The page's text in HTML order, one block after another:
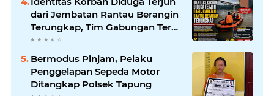
dari Jembatan Rantau Berangin
Terungkap, Tim Gabungan Terus
Sisir Sungai Kampar
Bermodus Pinjam, Pelaku
Penggelapan Sepeda Motor
Ditangkap Polsek Tapung